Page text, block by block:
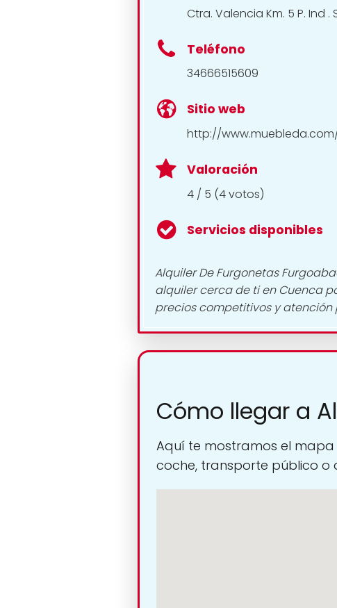
Ctra. Valencia Km. 5 P. Ind .
Teléfono
34666515609
Sitio web
http://
Valoración
4 / 5 (4 votos)
Servicios disponibles
Alquiler De Furgonetas
alquiler cerca de ti en Cuenca
precios competitivos y atención
Cómo llegar a
Aquí te mostramos el
coche, transporte público o